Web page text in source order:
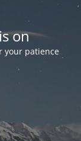
on
your patience!